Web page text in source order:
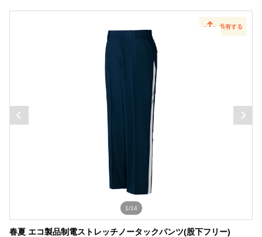
共有する
1/14
春夏 エコ製品制電ストレッチノータックパンツ(股下フリー)